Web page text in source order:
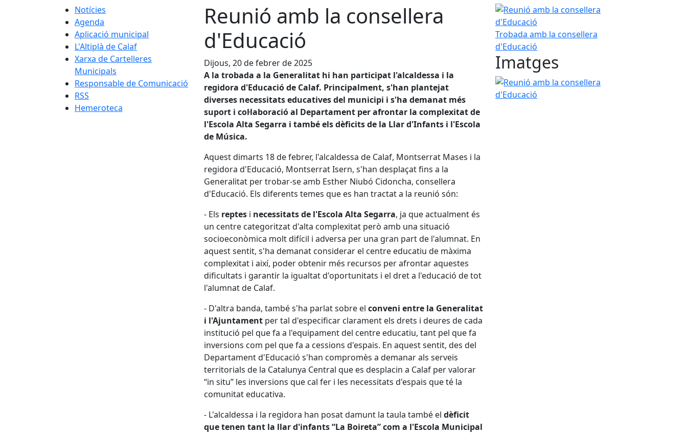
Notícies
Agenda
Aplicació municipal
L'Altiplà de Calaf
Xarxa de Cartelleres
Municipals
Responsable de Comunicació
RSS
Hemeroteca
Reunió amb la consellera
d'Educació
Dijous, 20 de febrer de 2025
A la trobada a la Generalitat hi han participat l'alcaldessa i la
regidora d'Educació de Calaf. Principalment, s'han plantejat
diverses necessitats educatives del municipi i s'ha demanat més
suport i col·laboració al Departament per afrontar la complexitat de
l'Escola Alta Segarra i també els dèficits de la Llar d'Infants i l'Escola
de Música.
Aquest dimarts 18 de febrer, l'alcaldessa de Calaf, Montserrat Mases i la
regidora d'Educació, Montserrat Isern, s'han desplaçat fins a la
Generalitat per trobar-se amb Esther Niubó Cidoncha, consellera
d'Educació. Els diferents temes que es han tractat a la reunió són:
- Els reptes i necessitats de l'Escola Alta Segarra, ja que actualment és
un centre categoritzat d'alta complexitat però amb una situació
socioeconòmica molt difícil i adversa per una gran part de l'alumnat. En
aquest sentit, s'ha demanat considerar el centre educatiu de màxima
complexitat i així, poder obtenir més recursos per afrontar aquestes
dificultats i garantir la igualtat d'oportunitats i el dret a l'educació de tot
l'alumnat de Calaf.
- D'altra banda, també s'ha parlat sobre el conveni entre la Generalitat
i l'Ajuntament per tal d'especificar clarament els drets i deures de cada
institució pel que fa a l'equipament del centre educatiu, tant pel que fa
inversions com pel que fa a cessions d'espais. En aquest sentit, des del
Departament d'Educació s'han compromès a demanar als serveis
territorials de la Catalunya Central que es desplacin a Calaf per valorar
“in situ” les inversions que cal fer i les necessitats d'espais que té la
comunitat educativa.
- L'alcaldessa i la regidora han posat damunt la taula també el dèficit
que tenen tant la llar d'infants “La Boireta” com a l'Escola Municipal
Reunió amb la consellera d'Educació
Trobada amb la consellera
d'Educació
Imatges
Reunió amb la consellera d'Educació